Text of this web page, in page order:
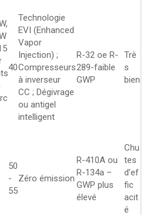
40
Technologie
EVI (Enhanced
Vapor
Injection) ;
Compresseurs
à inverseur
CC ; Dégivrage
ou antigel
intelligent
R-32 oe R-
289-faible
GWP
Trè
s
bien
50
-
55
Zéro émission
R-410A ou
R-134a –
GWP plus
élevé
Chu
tes
d’ef
fic
acit
é